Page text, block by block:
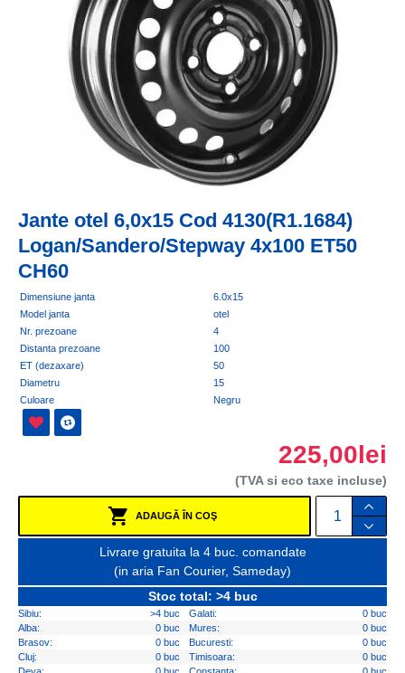
Jante otel 6,0x15 Cod 4130(R1.1684)
Logan/Sandero/Stepway 4x100 ET50
CH60
Dimensiune janta
6.0x15
Model janta
otel
Nr. prezoane
4
Distanta prezoane
100
ET (dezaxare)
50
Diametru
15
Culoare
Negru
225,00lei
(TVA si eco taxe incluse)
ADAUGĂ ÎN COŞ
Livrare gratuita la 4 buc. comandate
(in aria Fan Courier, Sameday)
Stoc total: >4 buc
Sibiu: >4 buc Galati:
0 buc
Alba:
0 buc Mures:
0 buc
Brasov:
0 buc Bucuresti:
0 buc
Cluj:
0 buc Timisoara:
0 buc